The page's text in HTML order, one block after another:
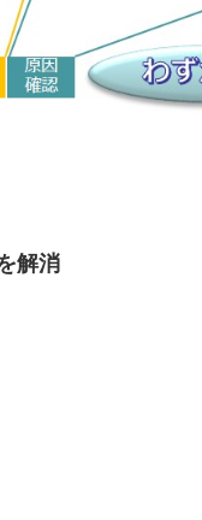
解消